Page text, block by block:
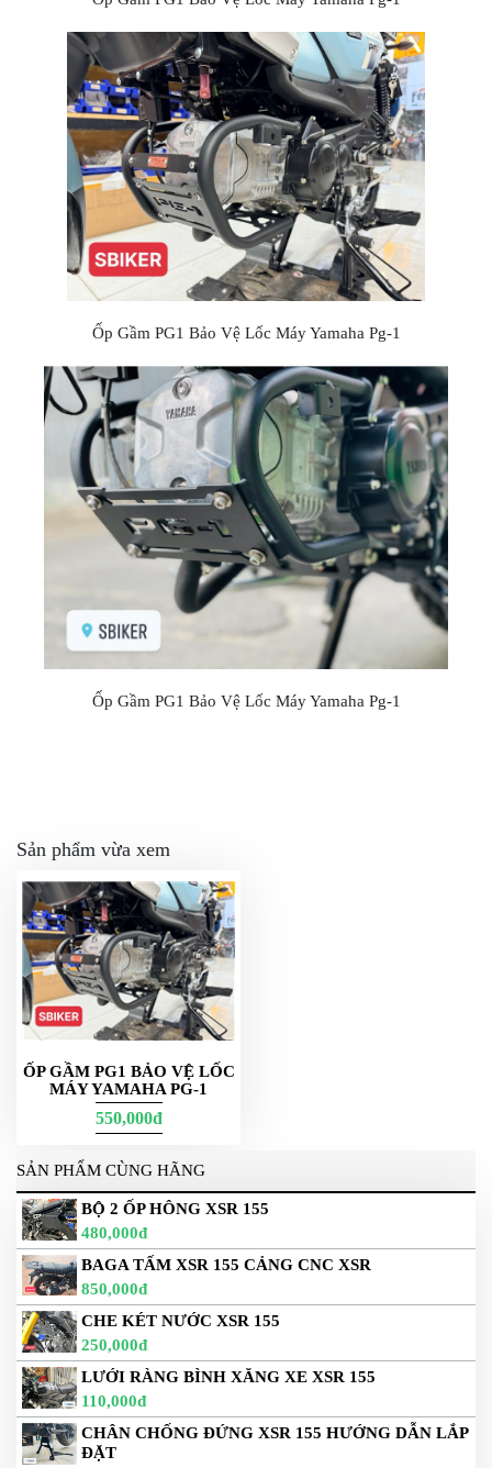
Ốp Gầm PG1 Bảo Vệ Lốc Máy Yamaha Pg-1
Ốp Gầm PG1 Bảo Vệ Lốc Máy Yamaha Pg-1
Sản phẩm vừa xem
ỐP GẦM PG1 BẢO VỆ LỐC
MÁY YAMAHA PG-1
550,000đ
SẢN PHẨM CÙNG HÃNG
BỘ 2 ỐP HÔNG XSR 155
480,000đ
BAGA TẤM XSR 155 CẢNG CNC XSR
850,000đ
CHE KÉT NƯỚC XSR 155
250,000đ
LƯỚI RÀNG BÌNH XĂNG XE XSR 155
110,000đ
CHÂN CHỐNG ĐỨNG XSR 155 HƯỚNG DẪN LẮP
ĐẶT